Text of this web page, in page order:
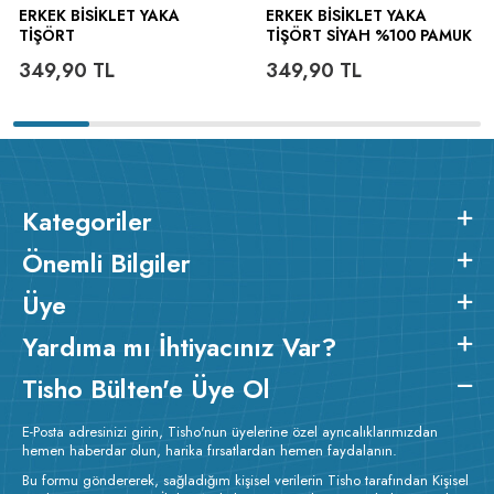
Tişörtün formunu ve baskı kalitesini korumak için
30°C'de, ters çevirerek ve kısa programda yıkamanız
önerilir. Ağartıcı kullanılmamalı, yüksek ısıda kurutma
yapılmamalıdır. Baskılı alanın uzun ömürlü olması için
Kullanım Alanları ve Ürün Avantajları
baskılı erkek tişört, kişiye özel tişört ve tasarım tişört
arayan kullanıcılar için uygun bir üründür. Günlük
kullanım, kişiye özel hediye, firma etkinliği, promosyon
ürünü ve özel baskılı tişört ihtiyaçları için tercih
edilebilir.
ERKEK BISIKLET YAKA
TIŞÖRT
349,90 TL
ERKEK BISIKLET YAKA
TIŞÖRT SIYAH %100 PAMUK
349,90 TL
Kategoriler
Önemli Bilgiler
Üye
Yardıma mı İhtiyacınız Var?
Tisho Bülten'e Üye Ol
E-Posta adresinizi girin, Tisho'nun üyelerine özel ayrıcalıklarımızdan
hemen haberdar olun, harika fırsatlardan hemen faydalanın.
Bu formu göndererek, sağladığım kişisel verilerin Tisho tarafından Kişisel